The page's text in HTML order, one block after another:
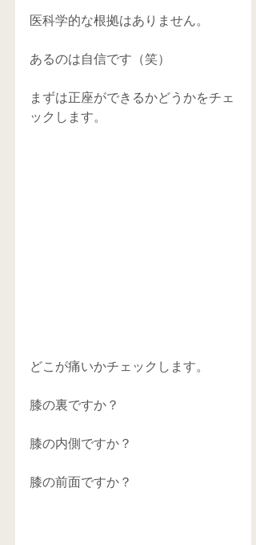
医科学的な根拠はありません。
あるのは自信です（笑）
まずは正座ができるかどうかをチェ
ックします。
どこが痛いかチェックします。
膝の裏ですか？
膝の内側ですか？
膝の前面ですか？